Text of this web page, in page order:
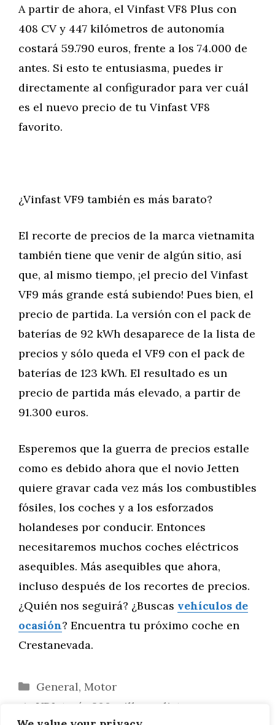
A partir de ahora, el Vinfast VF8 Plus con
408 CV y 447 kilómetros de autonomía
costará 59.790 euros, frente a los 74.000 de
antes. Si esto te entusiasma, puedes ir
directamente al configurador para ver cuál
es el nuevo precio de tu Vinfast VF8
favorito.
¿Vinfast VF9 también es más barato?
El recorte de precios de la marca vietnamita
también tiene que venir de algún sitio, así
que, al mismo tiempo, ¡el precio del Vinfast
VF9 más grande está subiendo! Pues bien, el
precio de partida. La versión con el pack de
baterías de 92 kWh desaparece de la lista de
precios y sólo queda el VF9 con el pack de
baterías de 123 kWh. El resultado es un
precio de partida más elevado, a partir de
91.300 euros.
Esperemos que la guerra de precios estalle
como es debido ahora que el novio Jetten
quiere gravar cada vez más los combustibles
fósiles, los coches y a los esforzados
holandeses por conducir. Entonces
necesitaremos muchos coches eléctricos
asequibles. Más asequibles que ahora,
incluso después de los recortes de precios.
¿Quién nos seguirá? ¿Buscas vehículos de
ocasión? Encuentra tu próximo coche en
Crestanevada.
Categorías
General, Motor
VDL tenía 200 millones listos para